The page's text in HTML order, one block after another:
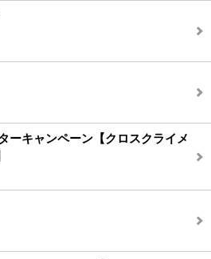
ーキャンペーン【クロスクライメ